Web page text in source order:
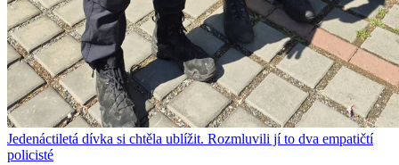
Jedenáctiletá dívka si chtěla ublížit. Rozmluvili jí to dva empatičtí
policisté